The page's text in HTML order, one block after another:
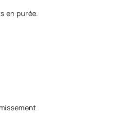
en purée.